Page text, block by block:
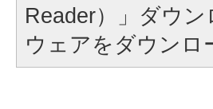
Reader）」ダウ
ウェアをダウンロ